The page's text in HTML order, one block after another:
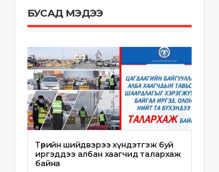
БУСАД МЭДЭЭ
Төрийн шийдвэрээ хүндэтгэж буй
иргэддээ албан хаагчид талархаж
байна